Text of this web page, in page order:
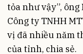
tỏa như vậy”,
Công ty TNHH
vị đã nhiều năm
của tỉnh, chia sẻ.